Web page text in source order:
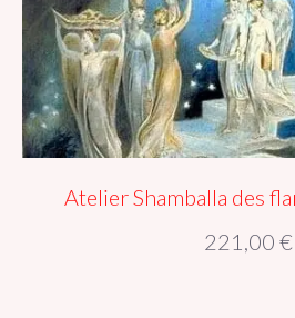
Atelier Shamballa des
221,00 €